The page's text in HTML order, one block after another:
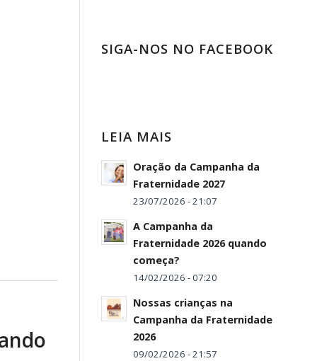
SIGA-NOS NO FACEBOOK
LEIA MAIS
Oração da Campanha da
Fraternidade 2027
23/07/2026 - 21:07
A Campanha da
Fraternidade 2026 quando
começa?
14/02/2026 - 07:20
Nossas crianças na
Campanha da Fraternidade
2026
09/02/2026 - 21:57